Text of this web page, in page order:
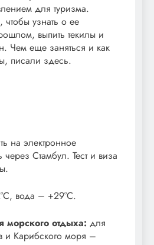
для туризма.
чтобы узнать о ее
выпить текилы и
Чем еще заняться и как
писали здесь.
на электронное
через Стамбул. Тест и виза
вода – +29°С.
морского отдыха: для
и Карибского моря –